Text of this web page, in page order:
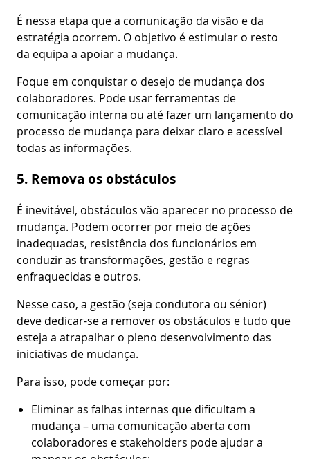
É nessa etapa que a comunicação da visão e da
estratégia ocorrem. O objetivo é estimular o resto
da equipa a apoiar a mudança.
Foque em conquistar o desejo de mudança dos
colaboradores. Pode usar ferramentas de
comunicação interna ou até fazer um lançamento do
processo de mudança para deixar claro e acessível
todas as informações.
5. Remova os obstáculos
É inevitável, obstáculos vão aparecer no processo de
mudança. Podem ocorrer por meio de ações
inadequadas, resistência dos funcionários em
conduzir as transformações, gestão e regras
enfraquecidas e outros.
Nesse caso, a gestão (seja condutora ou sénior)
deve dedicar-se a remover os obstáculos e tudo que
esteja a atrapalhar o pleno desenvolvimento das
iniciativas de mudança.
Para isso, pode começar por:
Eliminar as falhas internas que dificultam a
mudança – uma comunicação aberta com
colaboradores e stakeholders pode ajudar a